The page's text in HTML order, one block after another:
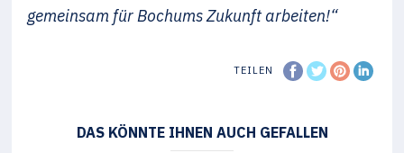
gemeinsam für Bochums Zukunft arbeiten!“
TEILEN
DAS KÖNNTE IHNEN AUCH GEFALLEN